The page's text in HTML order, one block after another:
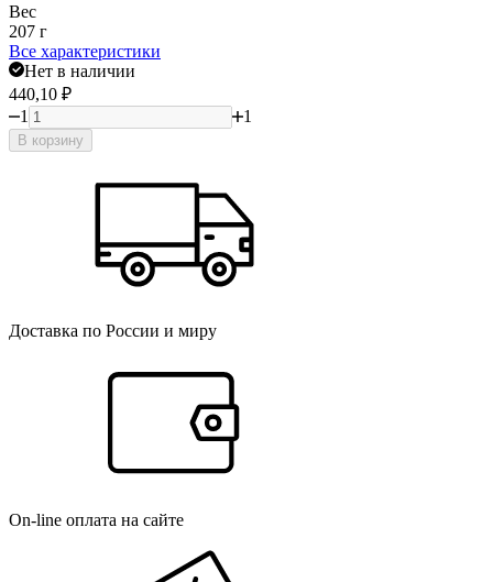
Вес
207 г
Все характеристики
Нет в наличии
440,10 ₽
1
1
В корзину
Доставка по России и миру
On-line оплата на сайте